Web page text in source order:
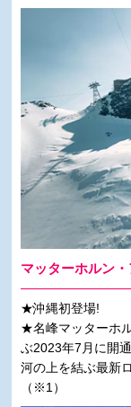
マッターホルン
★沖縄初登場!
★名峰マッターホ
ぶ2023年7月に開
河の上を結ぶ最新
（※1）